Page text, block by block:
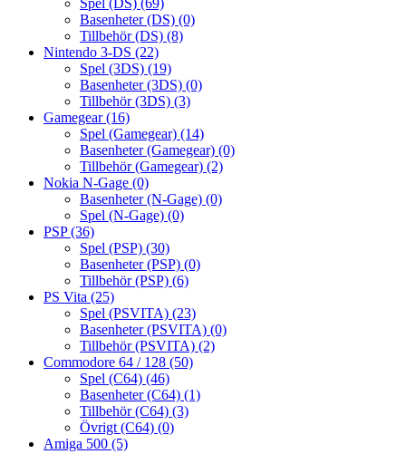
Spel (DS) (69)
Basenheter (DS) (0)
Tillbehör (DS) (8)
Nintendo 3-DS (22)
Spel (3DS) (19)
Basenheter (3DS) (0)
Tillbehör (3DS) (3)
Gamegear(16)
Spel (Gamegear) (14)
Basenheter (Gamegear) (0)
Tillbehör (Gamegear) (2)
Nokia N-Gage (0)
Basenheter (N-Gage) (0)
Spel (N-Gage) (0)
PSP(36)
Spel (PSP) (30)
Basenheter (PSP) (0)
Tillbehör (PSP) (6)
PS Vita (25)
Spel (PSVITA) (23)
Basenheter (PSVITA) (0)
Tillbehör (PSVITA) (2)
Commodore 64 / 128 (50)
Spel (C64) (46)
Basenheter (C64) (1)
Tillbehör (C64) (3)
Övrigt (C64) (0)
Amiga 500 (5)